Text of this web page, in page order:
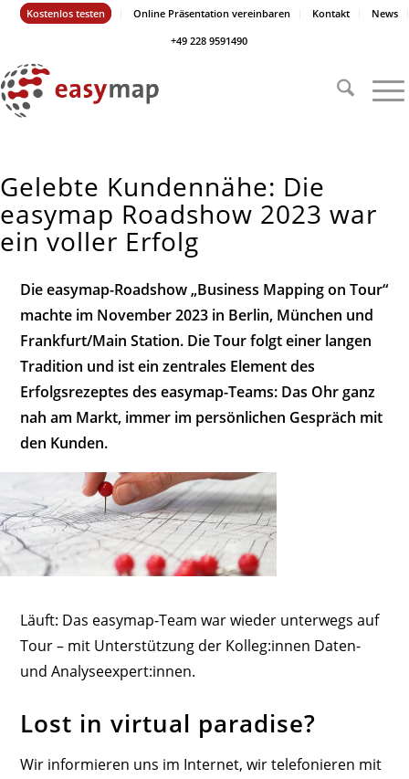
Kostenlos testen Online Präsentation vereinbaren Kontakt
News
+49 228 9591490
Gelebte Kundennähe: Die
easymap Roadshow 2023 war
ein voller Erfolg
Die easymap-Roadshow „Business Mapping on Tour“
machte im November 2023 in Berlin, München und
Frankfurt/Main Station. Die Tour folgt einer langen
Tradition und ist ein zentrales Element des
Erfolgsrezeptes des easymap-Teams: Das Ohr ganz
nah am Markt, immer im persönlichen Gespräch mit
den Kunden.
Läuft: Das easymap-Team war wieder unterwegs auf
Tour – mit Unterstützung der Kolleg:innen Daten-
und Analyseexpert:innen.
Lost in virtual paradise?
Wir informieren uns im Internet, wir telefonieren mit